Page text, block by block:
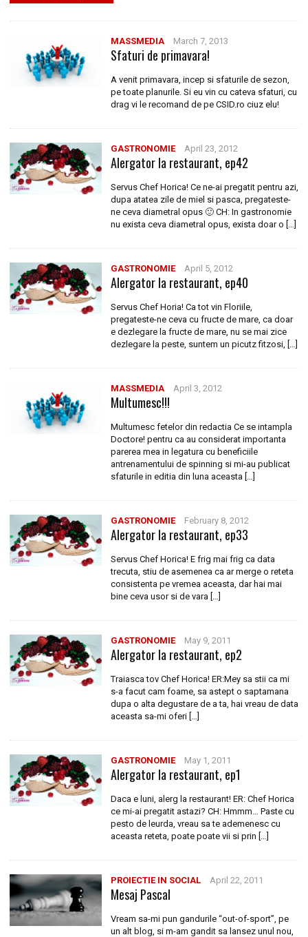
MASSMEDIA March 7, 2013
Sfaturi de primavara!
A venit primavara, incep si sfaturile de sezon,
pe toate planurile. Si eu vin cu cateva sfaturi, cu
drag vi le recomand de pe CSID.ro ciuz elu!
GASTRONOMIE April 23, 2012
Alergator la restaurant, ep42
Servus Chef Horica! Ce ne-ai pregatit pentru azi,
dupa atatea zile de miel si pasca, pregateste-
ne ceva diametral opus 🙂 CH: In gastronomie
nu exista ceva diametral opus, exista doar o […]
GASTRONOMIE April 5, 2012
Alergator la restaurant, ep40
Servus Chef Horia! Ca tot vin Floriile,
pregateste-ne ceva cu fructe de mare, ca doar
e dezlegare la fructe de mare, nu se mai zice
dezlegare la peste, suntem un picutz fitzosi, […]
MASSMEDIA April 3, 2012
Multumesc!!!
Multumesc fetelor din redactia Ce se intampla
Doctore! pentru ca au considerat importanta
parerea mea in legatura cu beneficiile
antrenamentului de spinning si mi-au publicat
sfaturile in editia din luna aceasta […]
GASTRONOMIE February 8, 2012
Alergator la restaurant, ep33
Servus Chef Horica! E frig mai frig ca data
trecuta, stiu de asemenea ca ar merge o reteta
consistenta pe vremea aceasta, dar hai mai
bine ceva usor si de vara […]
GASTRONOMIE May 9, 2011
Alergator la restaurant, ep2
Traiasca tov Chef Horica! ER:Mey sa stii ca mi
s-a facut cam foame, sa astept o saptamana
dupa o alta degustare de a ta, hai vreau de data
aceasta sa-mi oferi […]
GASTRONOMIE May 1, 2011
Alergator la restaurant, ep1
Daca e luni, alerg la restaurant! ER: Chef Horica
ce mi-ai pregatit astazi? CH: Hmmm… Paste cu
pesto de leurda, vreau sa te ademenesc cu
aceasta reteta, poate poate vii si prin […]
PROIECTIE IN SOCIAL April 22, 2011
Mesaj Pascal
Vream sa-mi pun gandurile “out-of-sport”, pe
un alt blog, si m-am gandit sa lansez unul nou,